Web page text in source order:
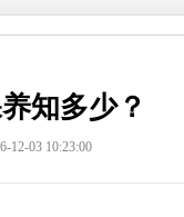
知多少？
12-03 10:23:00